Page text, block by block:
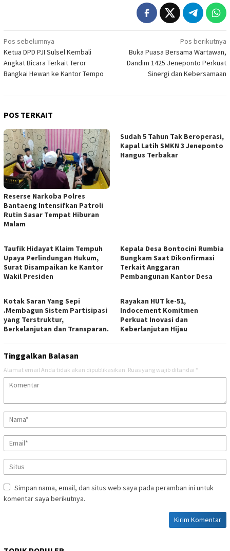
Navigasi
pos
Pos sebelumnya
Ketua DPD PJI Sulsel Kembali
Angkat Bicara Terkait Teror
Bangkai Hewan ke Kantor Tempo
Pos berikutnya
Buka Puasa Bersama Wartawan,
Dandim 1425 Jeneponto Perkuat
Sinergi dan Kebersamaan
POS TERKAIT
Reserse Narkoba Polres
Bantaeng Intensifkan Patroli
Rutin Sasar Tempat Hiburan
Malam
Sudah 5 Tahun Tak Beroperasi,
Kapal Latih SMKN 3 Jeneponto
Hangus Terbakar
Taufik Hidayat Klaim Tempuh
Upaya Perlindungan Hukum,
Surat Disampaikan ke Kantor
Wakil Presiden
Kepala Desa Bontocini Rumbia
Bungkam Saat Dikonfirmasi
Terkait Anggaran
Pembangunan Kantor Desa
Kotak Saran Yang Sepi
.Membagun Sistem Partisipasi
yang Terstruktur,
Berkelanjutan dan Transparan.
Rayakan HUT ke-51,
Indocement Komitmen
Perkuat Inovasi dan
Keberlanjutan Hijau
Tinggalkan Balasan
Alamat email Anda tidak akan dipublikasikan. Ruas yang wajib ditandai *
Simpan nama, email, dan situs web saya pada peramban ini untuk
komentar saya berikutnya.